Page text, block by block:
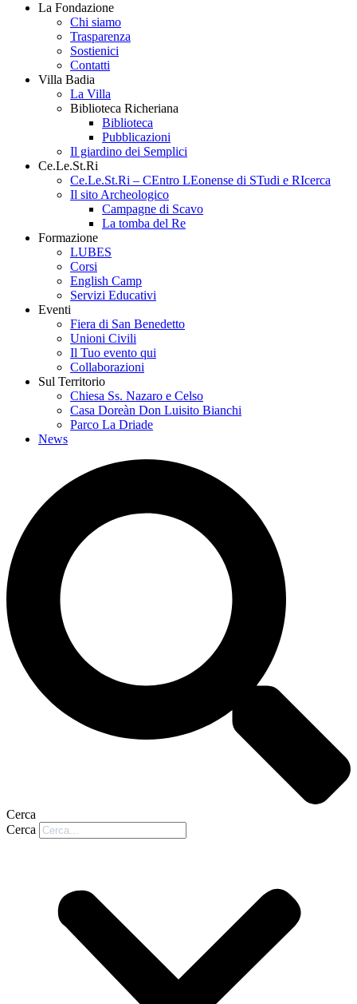
La Fondazione
Chi siamo
Trasparenza
Sostienici
Contatti
Villa Badia
La Villa
Biblioteca Richeriana
Biblioteca
Pubblicazioni
Il giardino dei Semplici
Ce.Le.St.Ri
Ce.Le.St.Ri – CEntro LEonense di STudi e RIcerca
Il sito Archeologico
Campagne di Scavo
La tomba del Re
Formazione
LUBES
Corsi
English Camp
Servizi Educativi
Eventi
Fiera di San Benedetto
Unioni Civili
Il Tuo evento qui
Collaborazioni
Sul Territorio
Chiesa Ss. Nazaro e Celso
Casa Doreàn Don Luisito Bianchi
Parco La Driade
News
Cerca
Cerca